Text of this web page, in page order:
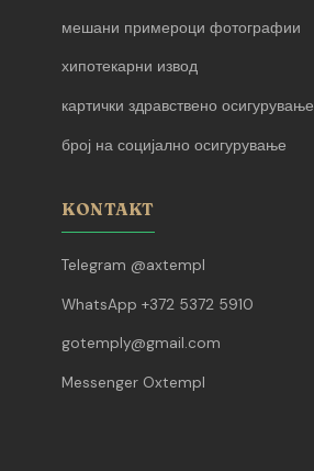
мешани примероци фотографии
хипотекарни извод
картички здравствено осигурување
број на социјално осигурување
KONTAKT
Telegram @axtempl
WhatsApp +372 5372 5910
gotemply@gmail.com
Messenger Oxtempl